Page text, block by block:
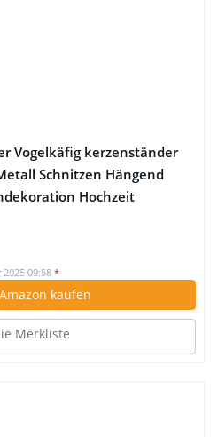
Vogelkäfig kerzenständer
Schnitzen Hängend
Hochzeit
09:58 *
kaufen
Merkliste